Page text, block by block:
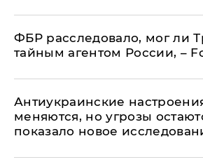
ФБР расследовало, мог ли
тайным агентом России, –
Антиукраинские
меняются, но угрозы
показало новое